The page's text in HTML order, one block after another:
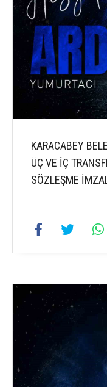
KARACABEY
ÜÇ VE İÇ
SÖZLEŞME